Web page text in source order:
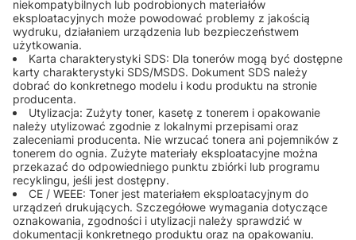
niekompatybilnych lub podrobionych materiałów
eksploatacyjnych może powodować problemy z jakością
wydruku, działaniem urządzenia lub bezpieczeństwem
użytkowania.
Karta charakterystyki SDS: Dla tonerów mogą być dostępne
karty charakterystyki SDS/MSDS. Dokument SDS należy
dobrać do konkretnego modelu i kodu produktu na stronie
producenta.
Utylizacja: Zużyty toner, kasetę z tonerem i opakowanie
należy utylizować zgodnie z lokalnymi przepisami oraz
zaleceniami producenta. Nie wrzucać tonera ani pojemników z
tonerem do ognia. Zużyte materiały eksploatacyjne można
przekazać do odpowiedniego punktu zbiórki lub programu
recyklingu, jeśli jest dostępny.
CE / WEEE: Toner jest materiałem eksploatacyjnym do
urządzeń drukujących. Szczegółowe wymagania dotyczące
oznakowania, zgodności i utylizacji należy sprawdzić w
dokumentacji konkretnego produktu oraz na opakowaniu.